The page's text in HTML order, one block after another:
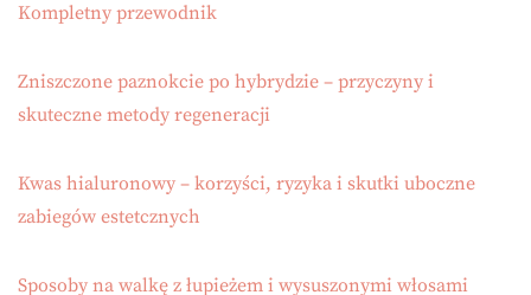
Kompletny przewodnik
Zniszczone paznokcie po hybrydzie – przyczyny i
skuteczne metody regeneracji
Kwas hialuronowy – korzyści, ryzyka i skutki uboczne
zabiegów estetcznych
Sposoby na walkę z łupieżem i wysuszonymi włosami